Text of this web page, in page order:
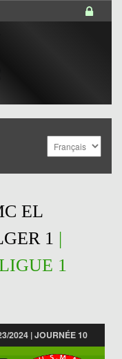
EL
1 |
1
2024 | JOURNÉE 10